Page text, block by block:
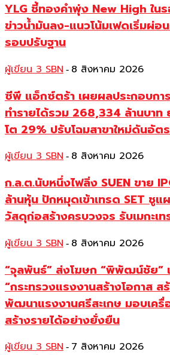
YLG ชี้ทองคำพุ่ง New High ใน
ข่าวน้ำมันลง-แนวโน้มเฟดเริ่มผ่อ
รอบปรับฐาน
ผู้เขียน 3 SBN - 8 สิงหาคม 2026
ซีพี แอ็กซ์ตร้า เผยผลประกอบก
ทำรายได้รวม 268,334 ล้านบา
โต 29% ปรับโฉมสาขาใหม่ดันอัต
ผู้เขียน 3 SBN - 8 สิงหาคม 2026
ก.ล.ต.นับหนึ่งไฟลิ่ง SUEN ขาย
ล้านหุ้น ปักหมุดเข้าเทรด SET ชู
วัสดุก่อสร้างครบวงจร รับเมกะเท
ผู้เขียน 3 SBN - 8 สิงหาคม 2026
“จุลพันธ์” ส่งโฆษก “พิพัฒน์ชัย”
“กระทรวงแรงงานสร้างโอกาส ส
พัฒนาแรงงานศรีสะเกษ มอบเครื่
สร้างรายได้อย่างยั่งยืน
ผู้เขียน 3 SBN - 7 สิงหาคม 2026